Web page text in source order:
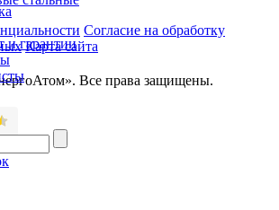
Согласие на обработку
Карта сайта
Все права защищены.
и гарантии